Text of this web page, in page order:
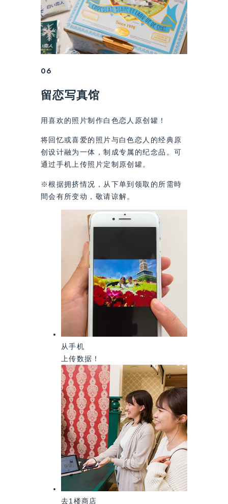
06
留恋写真馆
用喜欢的照片制作白色恋人原创罐！
将回忆或喜爱的照片与白色恋人的经典原
创设计融为一体，制成专属的纪念品。可
通过手机上传照片定制原创罐。
※根据拥挤情况，从下单到领取的所需時
間会有所变动，敬请谅解。
从手机
上传数据！
去1楼商店